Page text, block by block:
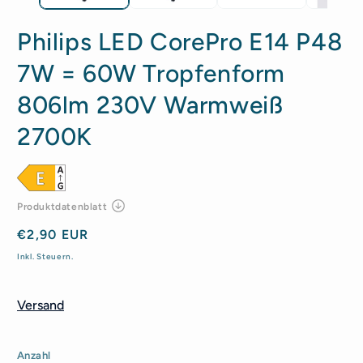
Philips LED CorePro E14 P48
7W = 60W Tropfenform
806lm 230V Warmweiß
2700K
Normaler
Preis
€2,90 EUR
Inkl. Steuern.
Versand
Anzahl
Anzahl